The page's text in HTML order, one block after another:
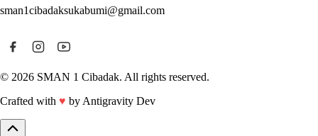
sman1cibadaksukabumi@gmail.com
© 2026 SMAN 1 Cibadak. All rights reserved.
Crafted with ♥ by Antigravity Dev